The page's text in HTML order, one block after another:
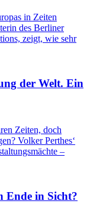
in Zeiten
des Berliner
zeigt, wie sehr
der Welt. Ein
Zeiten, doch
Volker Perthes‘
–
Ende in Sicht?